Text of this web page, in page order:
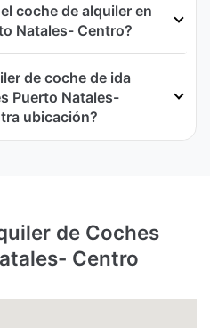
coche de alquiler en
Natales- Centro?
de coche de ida
Puerto Natales-
ubicación?
de Coches
Centro